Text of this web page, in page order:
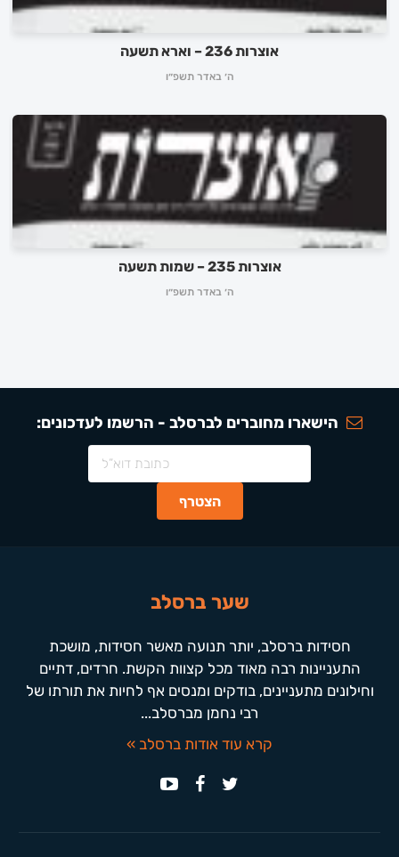
אוצרות 236 – וארא תשעה
ה׳ באדר תשפ״ו
אוצרות 235 – שמות תשעה
ה׳ באדר תשפ״ו
הישארו מחוברים לברסלב - הרשמו לעדכונים:
שער ברסלב
חסידות ברסלב, יותר תנועה מאשר חסידות, מושכת
התעניינות רבה מאוד מכל קצוות הקשת. חרדים, דתיים
וחילונים מתעניינים, בודקים ומנסים אף לחיות את תורתו של
רבי נחמן מברסלב...
קרא עוד אודות ברסלב »